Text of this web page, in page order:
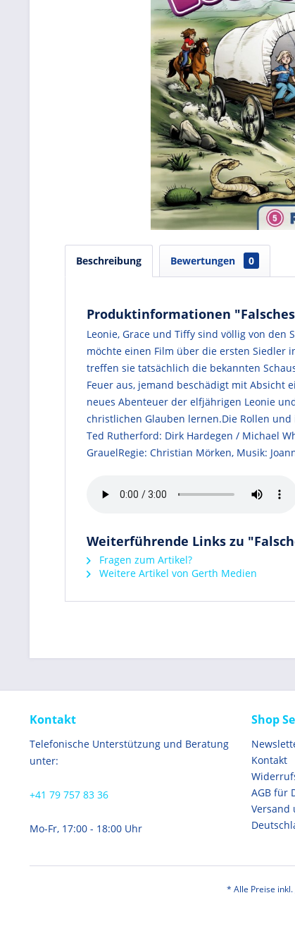
Beschreibung Bewertungen 0
Produktinformationen
Leonie, Grace und Tiffy sind völlig von den
möchte einen Film über die ersten Siedler
treffen sie tatsächlich die bekannten
Feuer aus, jemand beschädigt mit Absicht
neues Abenteuer der elfjährigen Leonie
christlichen Glauben lernen.Die Rollen
Ted Rutherford: Dirk Hardegen / Michael
GrauelRegie: Christian Mörken, Musik:
Weiterführende Links zu
Fragen zum Artikel?
Weitere Artikel von Gerth Medien
Kontakt
Telefonische Unterstützung und Beratung
unter:
+41 79 757 83 36
Mo-Fr, 17:00 - 18:00 Uhr
Shop
Kontakt
AGB für
Versand
* Alle Preise